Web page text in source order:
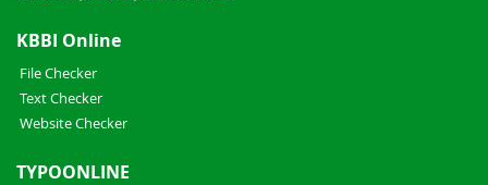
KBBI Online
File Checker
Text Checker
Website Checker
TYPOONLINE